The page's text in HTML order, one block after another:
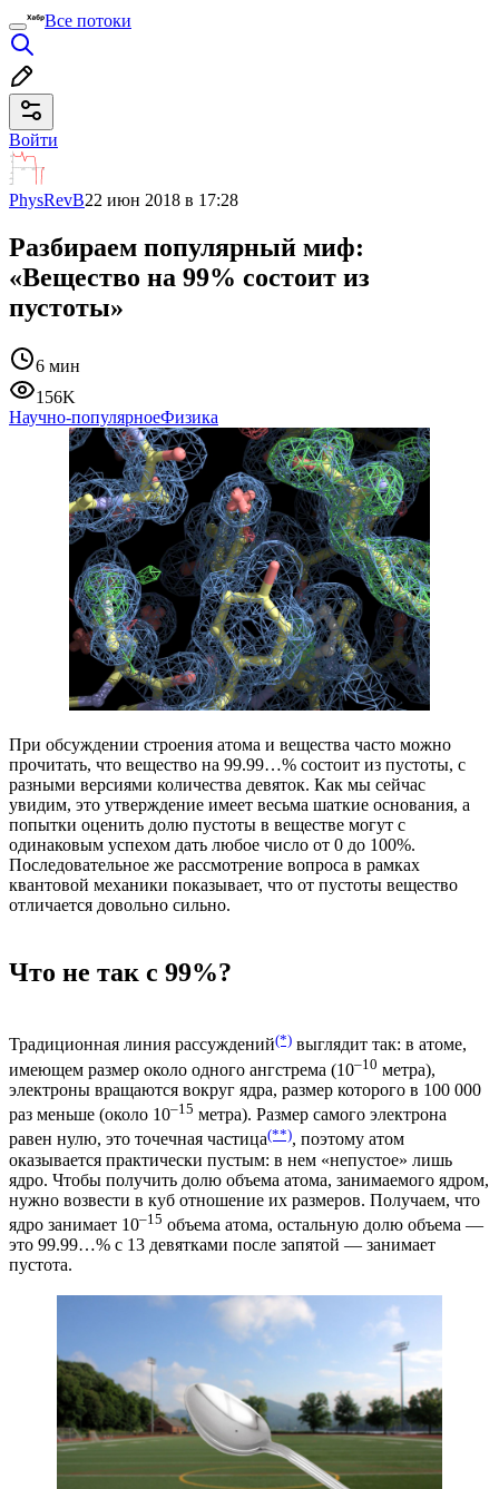
Все потоки
Войти
PhysRevB22 июн 2018 в 17:28
Разбираем популярный миф:
«Вещество на 99% состоит из
пустоты»
6 мин
156K
Научно-популярноеФизика
При обсуждении строения атома и вещества часто можно
прочитать, что вещество на 99.99…% состоит из пустоты, с
разными версиями количества девяток. Как мы сейчас
увидим, это утверждение имеет весьма шаткие основания, а
попытки оценить долю пустоты в веществе могут с
одинаковым успехом дать любое число от 0 до 100%.
Последовательное же рассмотрение вопроса в рамках
квантовой механики показывает, что от пустоты вещество
отличается довольно сильно.
Что не так с 99%?
Традиционная линия рассуждений(*) выглядит так: в атоме,
имеющем размер около одного ангстрема (10–10 метра),
электроны вращаются вокруг ядра, размер которого в 100 000
раз меньше (около 10–15 метра). Размер самого электрона
равен нулю, это точечная частица(**), поэтому атом
оказывается практически пустым: в нем «непустое» лишь
ядро. Чтобы получить долю объема атома, занимаемого ядром,
нужно возвести в куб отношение их размеров. Получаем, что
ядро занимает 10–15 объема атома, остальную долю объема —
это 99.99…% с 13 девятками после запятой — занимает
пустота.